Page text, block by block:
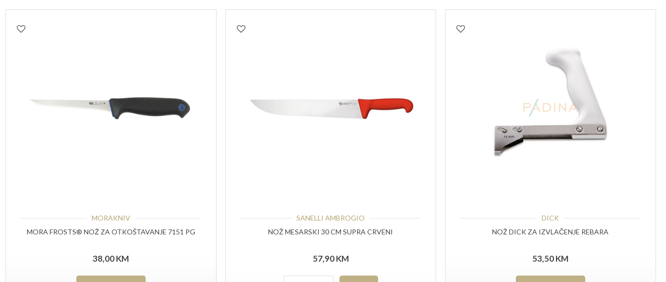
MORAKNIV
MORA FROSTS® NOŽ ZA OTKOŠTAVANJE 7151 PG
38,00KM
SANELLI AMBROGIO
NOŽ MESARSKI 30 CM SUPRA CRVENI
57,90KM
DICK
NOŽ DICK ZA IZVLAČENJE REBARA
53,50KM